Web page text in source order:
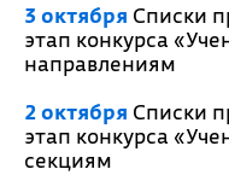
3 октября Списки
этап конкурса
направлениям
2 октября Списки
этап конкурса
секциям